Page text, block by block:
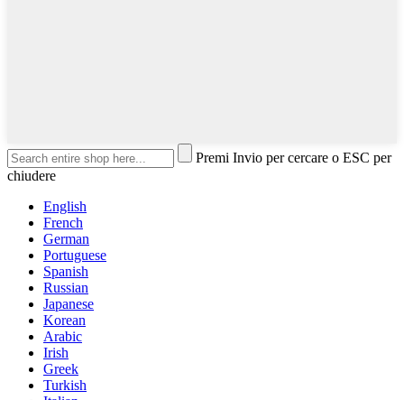
Premi Invio per cercare o ESC per
chiudere
English
French
German
Portuguese
Spanish
Russian
Japanese
Korean
Arabic
Irish
Greek
Turkish